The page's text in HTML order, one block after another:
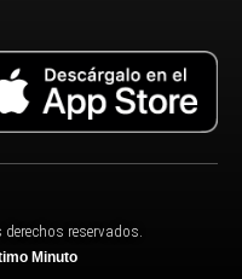
reservados.
Minuto